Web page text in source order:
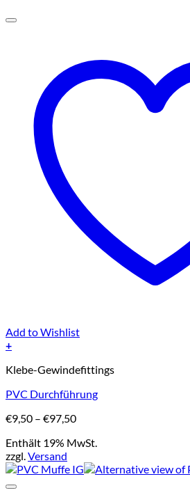
Add to Wishlist
+
Produkt
mehrere
auf.
Die
Optionen
können
auf
der
Klebe-Gewindefittings
PVC Durchführung
€9,50 – €97,50Preisspanne:
bis
Enthält 19% MwSt.
zzgl.Versand